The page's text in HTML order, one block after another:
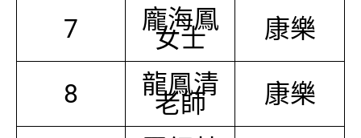
7 龐海鳳
女士 康樂
8 龍鳳清
老師 康樂